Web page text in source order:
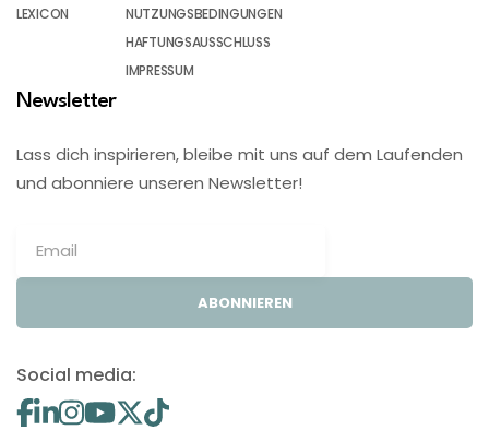
LEXICON
NUTZUNGSBEDINGUNGEN
HAFTUNGSAUSSCHLUSS
IMPRESSUM
Newsletter
Lass dich inspirieren, bleibe mit uns auf dem Laufenden
und abonniere unseren Newsletter!
ABONNIEREN
Social media: